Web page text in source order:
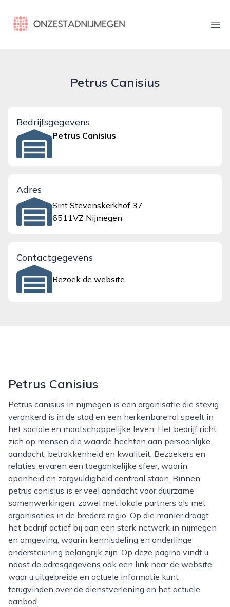
onzestadnijmegen.nl
Petrus Canisius
Bedrijfsgegevens
Petrus Canisius
Adres
Sint Stevenskerkhof 37
6511VZ Nijmegen
Contactgegevens
Bezoek de website
Petrus Canisius
Petrus canisius in nijmegen is een organisatie die stevig
verankerd is in de stad en een herkenbare rol speelt in
het sociale en maatschappelijke leven. Het bedrijf richt
zich op mensen die waarde hechten aan persoonlijke
aandacht, betrokkenheid en kwaliteit. Bezoekers en
relaties ervaren een toegankelijke sfeer, waarin
openheid en zorgvuldigheid centraal staan. Binnen
petrus canisius is er veel aandacht voor duurzame
samenwerkingen, zowel met lokale partners als met
organisaties in de bredere regio. Op die manier draagt
het bedrijf actief bij aan een sterk netwerk in nijmegen
en omgeving, waarin kennisdeling en onderlinge
ondersteuning belangrijk zijn. Op deze pagina vindt u
naast de adresgegevens ook een link naar de website,
waar u uitgebreide en actuele informatie kunt
terugvinden over de dienstverlening en het actuele
aanbod.